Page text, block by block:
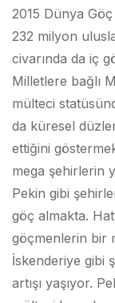
2015 Dünya
232 milyon
civarında da iç
Milletlere bağlı
mülteci
da küresel
ettiğini
mega şehirlerin
Pekin gibi
göç almakta.
göçmenlerin bir
İskenderiye gibi
artışı yaşıyor.